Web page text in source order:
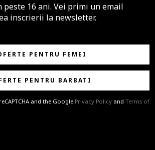
peste 16 ani. Vei primi un email
inscrierii la newsletter.
PENTRU FEMEI
PENTRU BARBATI
and the Google Privacy Policy and Terms of